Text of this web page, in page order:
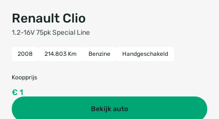
Renault Clio
1.2-16V 75pk Special Line
2008 214.803 Km Benzine Handgeschakeld
Koopprijs
€ 1
Bekijk auto